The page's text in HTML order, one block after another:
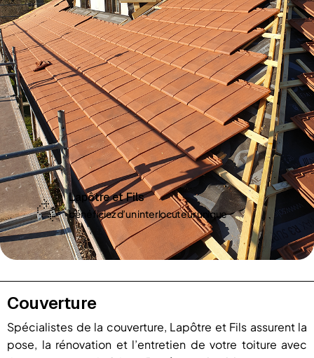
Lapôtre et Fils
bénéficiez d’un interlocuteur unique
Couverture
Spécialistes de la couverture, Lapôtre et Fils assurent la
pose, la rénovation et l’entretien de votre toiture avec